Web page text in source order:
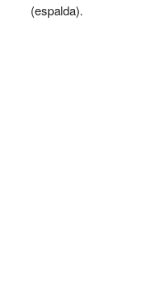
(espalda).